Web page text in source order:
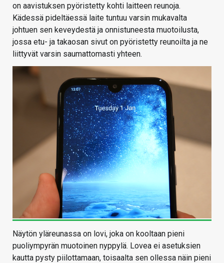
on aavistuksen pyöristetty kohti laitteen reunoja.
Kädessä pideltäessä laite tuntuu varsin mukavalta
johtuen sen keveydestä ja onnistuneesta muotoilusta,
jossa etu- ja takaosan sivut on pyöristetty reunoilta ja ne
liittyvät varsin saumattomasti yhteen.
Näytön yläreunassa on lovi, joka on kooltaan pieni
puoliympyrän muotoinen nyppylä. Lovea ei asetuksien
kautta pysty piilottamaan, toisaalta sen ollessa näin pieni